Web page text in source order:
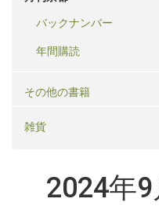
バックナンバー
年間購読
その他の書籍
雑貨
2024年